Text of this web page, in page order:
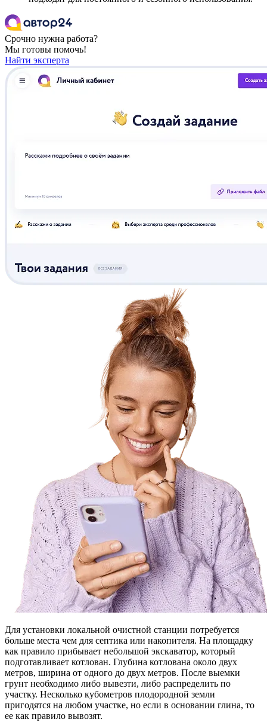
Срочно нужна работа?
Мы готовы помочь!
Найти эксперта
Для установки локальной очистной станции потребуется
больше места чем для септика или накопителя. На площадку
как правило прибывает небольшой экскаватор, который
подготавливает котлован. Глубина котлована около двух
метров, ширина от одного до двух метров. После выемки
грунт необходимо либо вывезти, либо распределить по
участку. Несколько кубометров плодородной земли
пригодятся на любом участке, но если в основании глина, то
ее как правило вывозят.